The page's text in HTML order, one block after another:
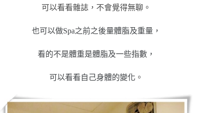
可以看看雜誌，不會覺得無聊。
也可以做Spa之前之後量體脂及重量，
看的不是體重是體脂及一些指數，
可以看看自己身體的變化 。